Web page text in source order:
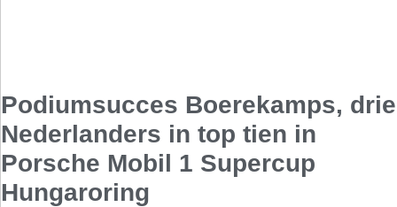
Podiumsucces Boerekamps, drie
Nederlanders in top tien in
Porsche Mobil 1 Supercup
Hungaroring